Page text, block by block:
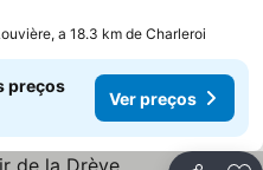
a 18.3 km de Charleroi
preços
Ver preços